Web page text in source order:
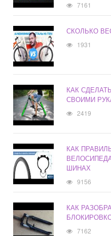
7161
СКОЛЬКО
1931
КАК
СВОИМИ
2419
КАК
ШИНАХ
9156
КАК
7162